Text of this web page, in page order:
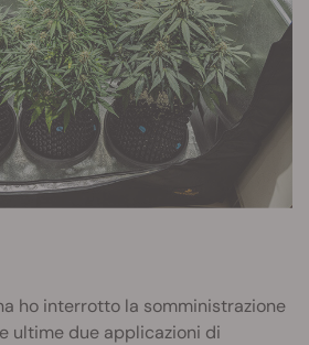
ho interrotto la somministrazione
ultime due applicazioni di